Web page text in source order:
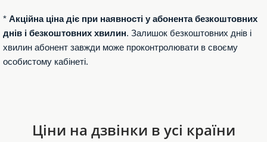
* Акційна ціна діє при наявності у абонента безкоштовних
днів і безкоштовних хвилин. Залишок безкоштовних днів і
хвилин абонент завжди може проконтролювати в своєму
особистому кабінеті.
Ціни на дзвінки в усі країни